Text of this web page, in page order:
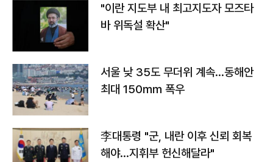
"이란 지도부 내 최고지도자 모즈타
바 위독설 확산"
서울 낮 35도 무더위 계속…동해안
최대 150㎜ 폭우
李대통령 "군, 내란 이후 신뢰 회복
해야…지휘부 헌신해달라"